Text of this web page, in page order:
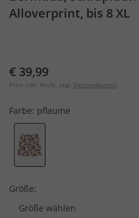
Alloverprint, bis 8 XL
€ 39,99
Preis inkl. MwSt. zzgl. Versandkosten
Farbe: pflaume
Größe:
Größe wählen